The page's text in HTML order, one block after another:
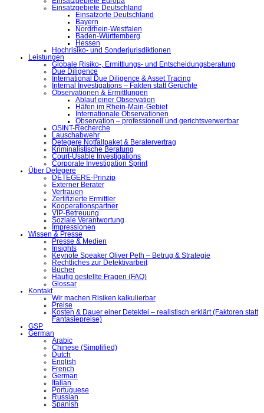
Einsatzgebiete Deutschland
Einsatzorte Deutschland
Bayern
Nordrhein-Westfalen
Baden-Württemberg
Hessen
Hochrisiko- und Sonderjurisdiktionen
Leistungen
Globale Risiko-, Ermittlungs- und Entscheidungsberatung
Due Diligence
International Due Diligence & Asset Tracing
Internal Investigations – Fakten statt Gerüchte
Observationen & Ermittlungen
Ablauf einer Observation
Häfen im Rhein-Main-Gebiet
Internationale Observationen
Observation – professionell und gerichtsverwertbar
OSINT-Recherche
Lauschabwehr
Detegere Notfallpaket & Beratervertrag
Kriminalistische Beratung
Court-Usable Investigations
Corporate Investigation Sprint
Über Detegere
DETEGERE-Prinzip
Externer Berater
Vertrauen
Zertifizierte Ermittler
Kooperationspartner
VIP-Betreuung
Soziale Verantwortung
Impressionen
Wissen & Presse
Presse & Medien
Insights
Keynote Speaker Oliver Peth – Betrug & Strategie
Rechtliches zur Detektivarbeit
Bücher
Häufig gestellte Fragen (FAQ)
Glossar
Kontakt
Wir machen Risiken kalkulierbar
Preise
Kosten & Dauer einer Detektei – realistisch erklärt (Faktoren statt
Fantasiepreise)
GSP
German
Arabic
Chinese (Simplified)
Dutch
English
French
German
Italian
Portuguese
Russian
Spanish